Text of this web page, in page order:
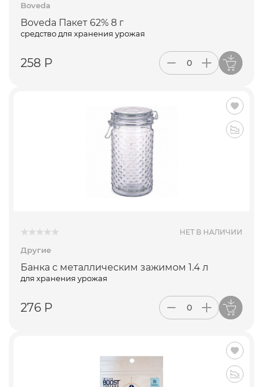
Boveda
Boveda Пакет 62% 8 г
средство для хранения урожая
258 Р
ПОДПИСАТЬСЯ
НЕТ В НАЛИЧИИ
Другие
Банка с металлическим зажимом 1.4 л
для хранения урожая
276 Р